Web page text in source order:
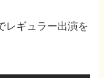
レギュラー出演を